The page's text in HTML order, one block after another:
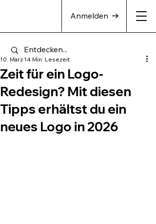
Anmelden
Zeit für ein Logo-
Redesign? Mit diesen
Tipps erhältst du ein
neues Logo in 2026
10. März 14 Min. Lesezeit